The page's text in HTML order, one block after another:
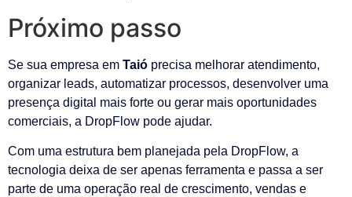
Próximo passo
Se sua empresa em Taió precisa melhorar atendimento,
organizar leads, automatizar processos, desenvolver uma
presença digital mais forte ou gerar mais oportunidades
comerciais, a DropFlow pode ajudar.
Com uma estrutura bem planejada pela DropFlow, a
tecnologia deixa de ser apenas ferramenta e passa a ser
parte de uma operação real de crescimento, vendas e